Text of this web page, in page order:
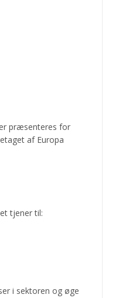
præsenteres for
af Europa
tjener til:
i sektoren og øge